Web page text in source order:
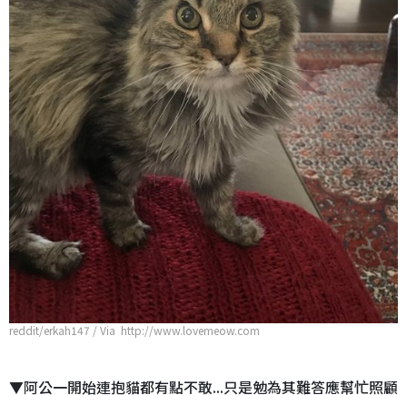
reddit/erkah147 / Via http://www.lovemeow.com
▼阿公一開始連抱貓都有點不敢...只是勉為其難答應幫忙照顧